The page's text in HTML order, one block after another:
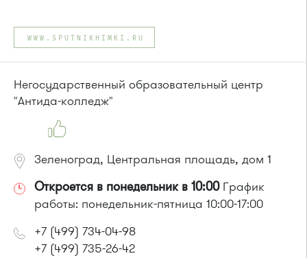
Автобусы № 30, 43, 817, 851, 905.
Маршрутка № 431м, 476м
или до остановки"Улица Маяковского":
Маршрутка № 431м, 476м
WWW.SPUTNIKHIMKI.RU
Негосударственный образовательный центр
"Антида-колледж"
Зеленоград, Центральная площадь, дом 1
Откроется в понедельник в 10:00График
работы: понедельник-пятница 10:00-17:00
+7 (499) 734-04-98
+7 (499) 735-26-42